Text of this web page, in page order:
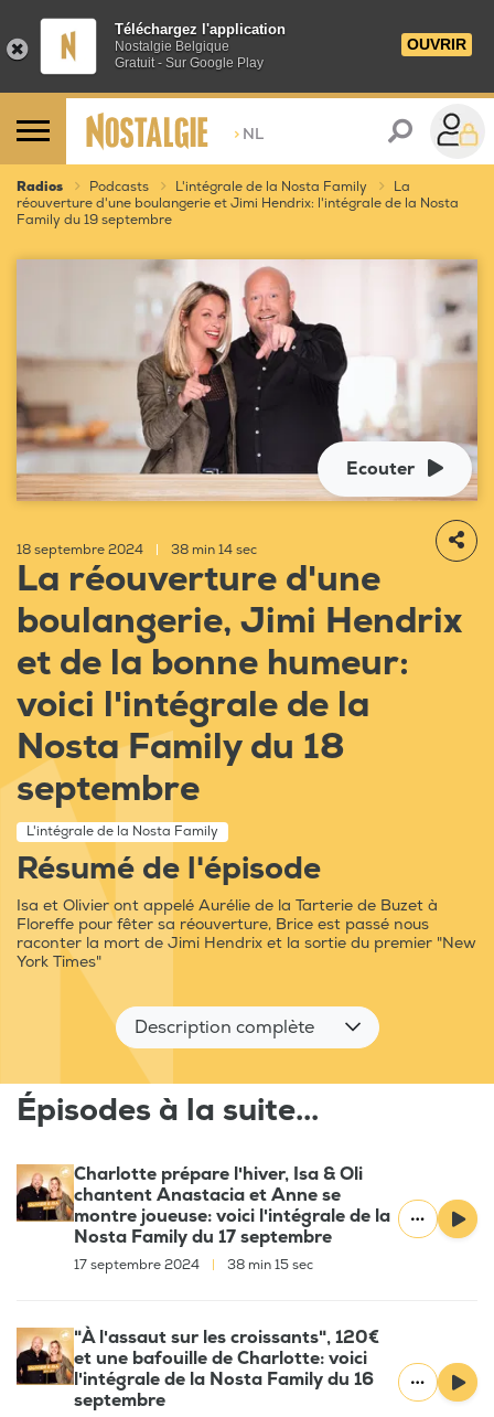
Téléchargez l'application
Nostalgie Belgique
Gratuit - Sur Google Play
OUVRIR
> NL
Radios Podcasts L'intégrale de la Nosta Family
La
réouverture d'une boulangerie et Jimi Hendrix: l'intégrale de la Nosta
Family du 19 septembre
Ecouter
18 septembre 2024 38 min 14 sec
La réouverture d'une
boulangerie, Jimi Hendrix
et de la bonne humeur:
voici l'intégrale de la
Nosta Family du 18
septembre
L'intégrale de la Nosta Family
Résumé de l'épisode
Isa et Olivier ont appelé Aurélie de la Tarterie de Buzet à
Floreffe pour fêter sa réouverture, Brice est passé nous
raconter la mort de Jimi Hendrix et la sortie du premier "New
York Times"
Description complète
Épisodes à la suite...
Charlotte prépare l'hiver, Isa & Oli
chantent Anastacia et Anne se
montre joueuse: voici l'intégrale de la
Nosta Family du 17 septembre
17 septembre 2024 38 min 15 sec
"À l'assaut sur les croissants", 120€
et une bafouille de Charlotte: voici
l'intégrale de la Nosta Family du 16
septembre